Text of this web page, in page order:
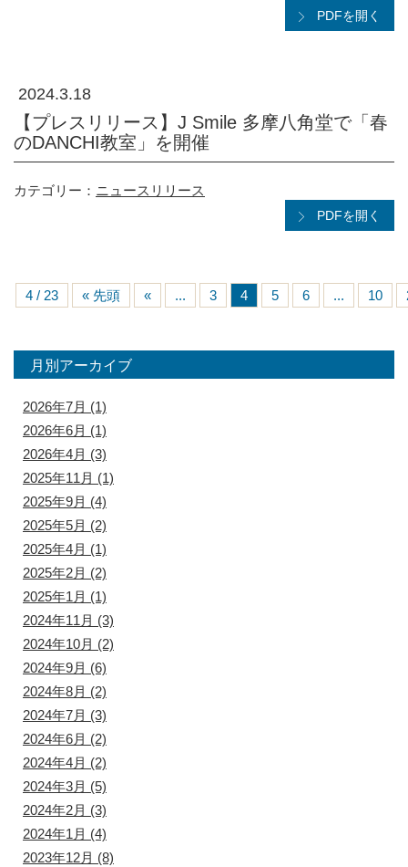
PDFを開く
2024.3.18
【プレスリリース】J Smile 多摩八角堂で「春
のDANCHI教室」を開催
カテゴリー： ニュースリリース
PDFを開く
4 / 23 « 先頭 « ... 3 4 5 6 ... 10
月別アーカイブ
2026年7月 (1)
2026年6月 (1)
2026年4月 (3)
2025年11月 (1)
2025年9月 (4)
2025年5月 (2)
2025年4月 (1)
2025年2月 (2)
2025年1月 (1)
2024年11月 (3)
2024年10月 (2)
2024年9月 (6)
2024年8月 (2)
2024年7月 (3)
2024年6月 (2)
2024年4月 (2)
2024年3月 (5)
2024年2月 (3)
2024年1月 (4)
2023年12月 (8)